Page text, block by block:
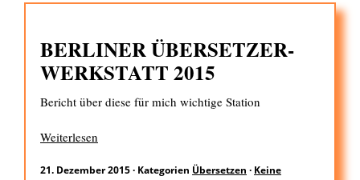
Übersetzen
Referenzen
Über mich
BERLINER ÜBER­SETZER­
WERK­STATT 2015
Bericht über diese für mich wichtige Station
Weiterlesen
21. Dezember 2015· Kategorien Übersetzen · Keine